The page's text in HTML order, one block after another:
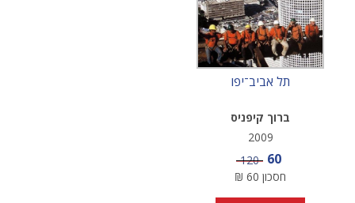
תל אביב־יפו
ברוך קיפניס
2009
מחיר מבצע
60 מחיר
120
חסכון 60
₪